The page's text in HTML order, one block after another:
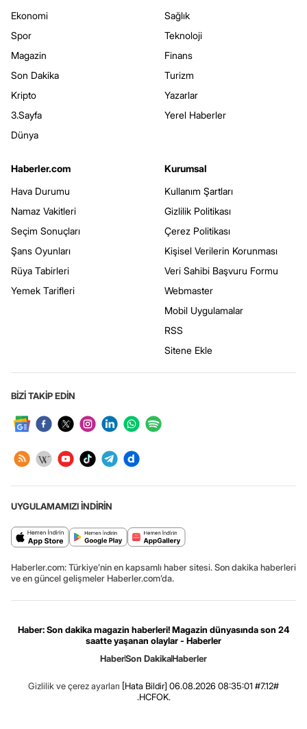
Ekonomi
Spor
Magazin
Son Dakika
Kripto
3.Sayfa
Dünya
Sağlık
Teknoloji
Finans
Turizm
Yazarlar
Yerel Haberler
Haberler.com
Hava Durumu
Namaz Vakitleri
Seçim Sonuçları
Şans Oyunları
Rüya Tabirleri
Yemek Tarifleri
Kurumsal
Kullanım Şartları
Gizlilik Politikası
Çerez Politikası
Kişisel Verilerin Korunması
Veri Sahibi Başvuru Formu
Webmaster
Mobil Uygulamalar
RSS
Sitene Ekle
BİZİ TAKİP EDİN
UYGULAMAMIZI İNDİRİN
Haberler.com: Türkiye’nin en kapsamlı haber sitesi. Son dakika haberleri
ve en güncel gelişmeler Haberler.com’da.
Haber: Son dakika magazin haberleri! Magazin dünyasında son 24
saatte yaşanan olaylar - Haberler
HaberSon DakikaHaberler
Gizlilik ve çerez ayarları [Hata Bildir] 06.08.2026 08:35:01 #7.12#
.HCFOK.